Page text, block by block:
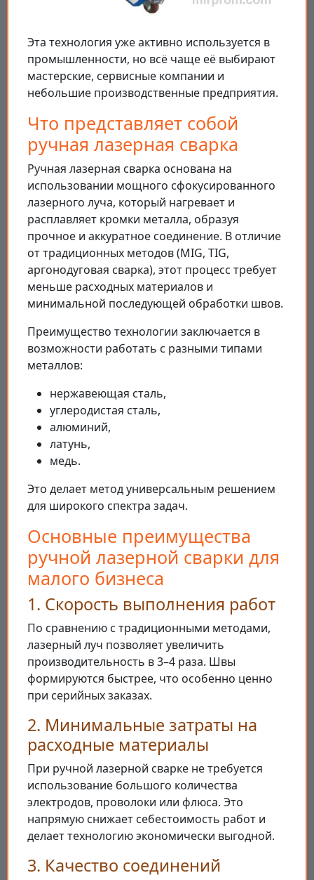
Эта технология уже активно используется в
промышленности, но всё чаще её выбирают
мастерские, сервисные компании и
небольшие производственные предприятия.
Что представляет собой
ручная лазерная сварка
Ручная лазерная сварка основана на
использовании мощного сфокусированного
лазерного луча, который нагревает и
расплавляет кромки металла, образуя
прочное и аккуратное соединение. В отличие
от традиционных методов (MIG, TIG,
аргонодуговая сварка), этот процесс требует
меньше расходных материалов и
минимальной последующей обработки швов.
Преимущество технологии заключается в
возможности работать с разными типами
металлов:
нержавеющая сталь,
углеродистая сталь,
алюминий,
латунь,
медь.
Это делает метод универсальным решением
для широкого спектра задач.
Основные преимущества
ручной лазерной сварки для
малого бизнеса
1. Скорость выполнения работ
По сравнению с традиционными методами,
лазерный луч позволяет увеличить
производительность в 3–4 раза. Швы
формируются быстрее, что особенно ценно
при серийных заказах.
2. Минимальные затраты на
расходные материалы
При ручной лазерной сварке не требуется
использование большого количества
электродов, проволоки или флюса. Это
напрямую снижает себестоимость работ и
делает технологию экономически выгодной.
3. Качество соединений